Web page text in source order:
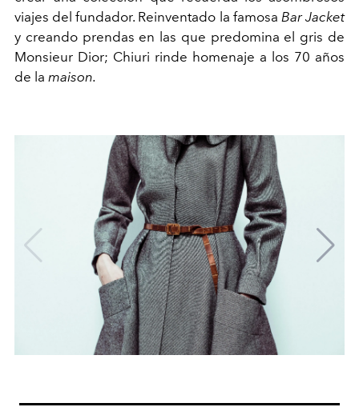
viajes del fundador. Reinventado la famosa Bar Jacket
y creando prendas en las que predomina el gris de
Monsieur Dior; Chiuri rinde homenaje a los 70 años
de la maison.